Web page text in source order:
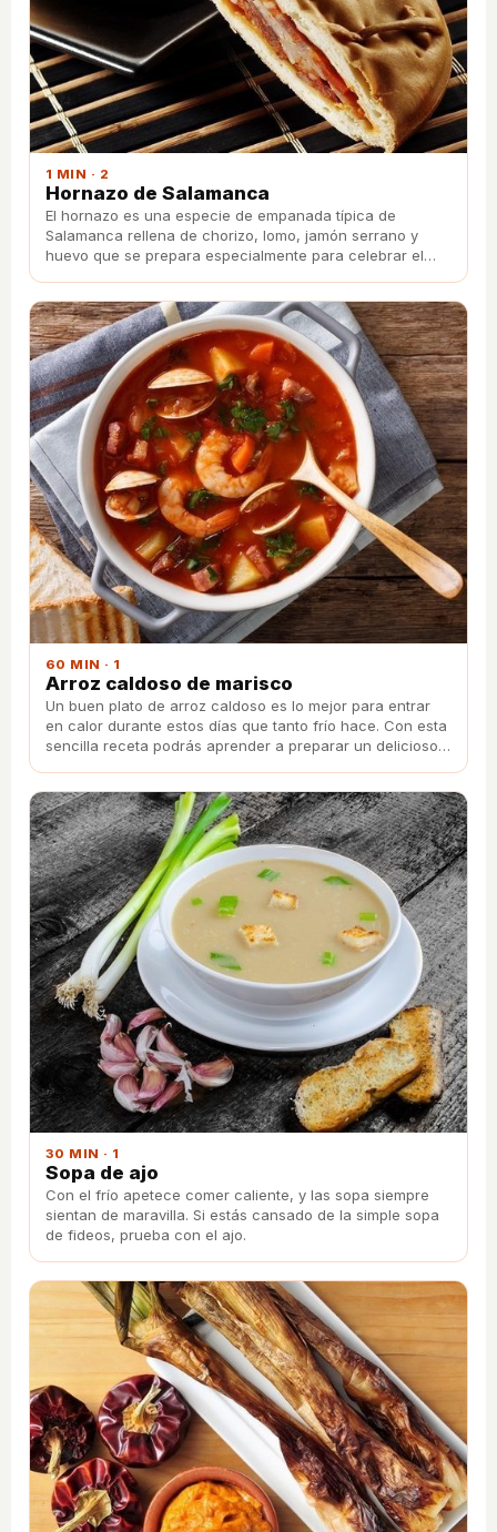
1 MIN · 2
Hornazo de Salamanca
El hornazo es una especie de empanada típica de
Salamanca rellena de chorizo, lomo, jamón serrano y
huevo que se prepara especialmente para celebrar el
60 MIN · 1
Arroz caldoso de marisco
Un buen plato de arroz caldoso es lo mejor para entrar
en calor durante estos días que tanto frío hace. Con esta
sencilla receta podrás aprender a preparar un delicioso
30 MIN · 1
Sopa de ajo
Con el frío apetece comer caliente, y las sopa siempre
sientan de maravilla. Si estás cansado de la simple sopa
de fideos, prueba con el ajo.